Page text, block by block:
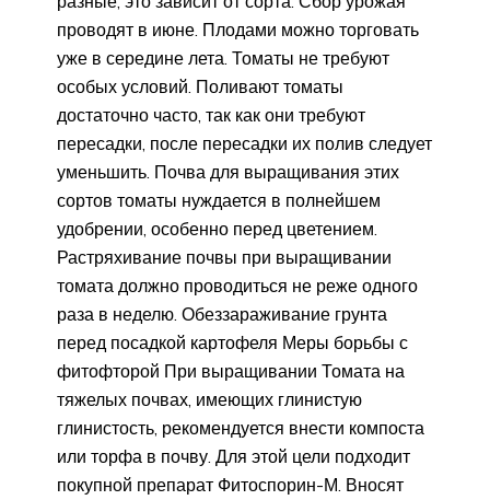
проводят в июне. Плодами можно торговать
уже в середине лета. Томаты не требуют
особых условий. Поливают томаты
достаточно часто, так как они требуют
пересадки, после пересадки их полив следует
уменьшить. Почва для выращивания этих
сортов томаты нуждается в полнейшем
удобрении, особенно перед цветением.
Растряхивание почвы при выращивании
томата должно проводиться не реже одного
раза в неделю. Обеззараживание грунта
перед посадкой картофеля Меры борьбы с
фитофторой При выращивании Томата на
тяжелых почвах, имеющих глинистую
глинистость, рекомендуется внести компоста
или торфа в почву. Для этой цели подходит
покупной препарат Фитоспорин-М. Вносят